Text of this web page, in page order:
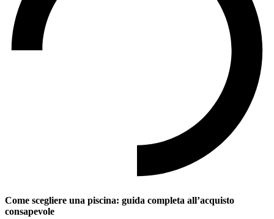
Come scegliere una piscina: guida completa all’acquisto
consapevole